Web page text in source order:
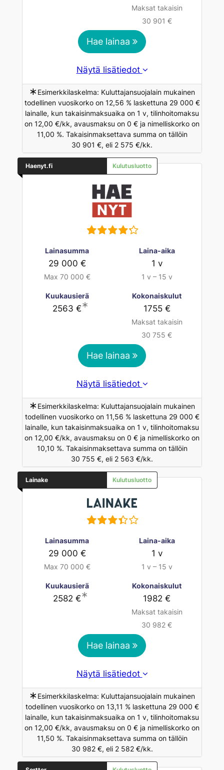
Maksat takaisin
30 901 €
Hae lainaa
Näytä lisätiedot
∗ Esimerkkilaskelma: Kuluttajansuojalain mukainen
todellinen vuosikorko on 12,56 % laskettuna 29 000 €
lainalle, kun takaisinmaksuaika on 1 v, tilinhoitomaksu
on 12,00 €/kk, avausmaksu on 0 € ja nimelliskorko on
11,00 %. Takaisinmaksettava summa on tällöin
30 901 €, eli 2 575 €/kk.
Haenyt.fi Kulutusluotto
Lainasumma
29 000 €
Max 70 000 €
Laina-aika
1 v
1 v – 15 v
Kuukausierä
2563 €∗
Kokonaiskulut
1755 €
Maksat takaisin
30 755 €
Hae lainaa
Näytä lisätiedot
∗ Esimerkkilaskelma: Kuluttajansuojalain mukainen
todellinen vuosikorko on 11,56 % laskettuna 29 000 €
lainalle, kun takaisinmaksuaika on 1 v, tilinhoitomaksu
on 12,00 €/kk, avausmaksu on 0 € ja nimelliskorko on
10,10 %. Takaisinmaksettava summa on tällöin
30 755 €, eli 2 563 €/kk.
Lainake Kulutusluotto
Lainasumma
29 000 €
Max 70 000 €
Laina-aika
1 v
1 v – 15 v
Kuukausierä
2582 €∗
Kokonaiskulut
1982 €
Maksat takaisin
30 982 €
Hae lainaa
Näytä lisätiedot
∗ Esimerkkilaskelma: Kuluttajansuojalain mukainen
todellinen vuosikorko on 13,11 % laskettuna 29 000 €
lainalle, kun takaisinmaksuaika on 1 v, tilinhoitomaksu
on 12,00 €/kk, avausmaksu on 0 € ja nimelliskorko on
11,50 %. Takaisinmaksettava summa on tällöin
30 982 €, eli 2 582 €/kk.